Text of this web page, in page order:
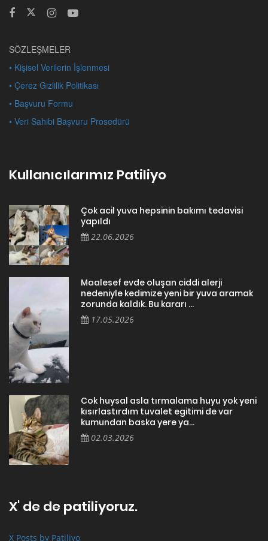
SÖZLEŞMELER
• Kişisel Verilerin İşlenmesi
• Çerez Gizlilik Politikası
• Başvuru Formu
• Veri Sahibi Başvuru Prosedürü
Kullanıcılarımız Patiliyo
Çok acil yuva hepsinin bakımı tedavisi
yapıldı
22.06.2026
Maalesef evde oluşan ciddi alerji
nedeniyle kedimize yeni bir yuva aramak
zorunda kaldık. Bu kararı ...
17.05.2026
Cok huysal asla tırmalama huyu yok yeni
kısırlastırdım tuvalet egitimi de var
kumundan baska yere ya...
02.03.2026
X' de de patiliyoruz.
X Posts by Patiliyo